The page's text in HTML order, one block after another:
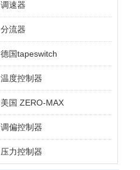
调速器
分流器
德国tapeswitch
温度控制器
美国 ZERO-MAX
调偏控制器
压力控制器